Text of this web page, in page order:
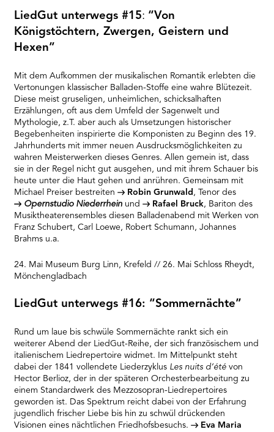
LiedGut unterwegs #15: “Von
Königstöchtern, Zwergen, Geistern und
Hexen”
Mit dem Aufkommen der musikalischen Romantik erlebten die
Vertonungen klassischer Balladen-Stoffe eine wahre Blütezeit.
Diese meist gruseligen, unheimlichen, schicksalhaften
Erzählungen, oft aus dem Umfeld der Sagenwelt und
Mythologie, z.T. aber auch als Umsetzungen historischer
Begebenheiten inspirierte die Komponisten zu Beginn des 19.
Jahrhunderts mit immer neuen Ausdrucksmöglichkeiten zu
wahren Meisterwerken dieses Genres. Allen gemein ist, dass
sie in der Regel nicht gut ausgehen, und mit ihrem Schauer bis
heute unter die Haut gehen und anrühren. Gemeinsam mit
Michael Preiser bestreiten
Robin Grunwald , Tenor des
Opernstudio Niederrheinund Rafael Bruck, Bariton des
Musiktheaterensembles diesen Balladenabend mit Werken von
Franz Schubert, Carl Loewe, Robert Schumann, Johannes
Brahms u.a.
24. Mai Museum Burg Linn, Krefeld // 26. Mai Schloss Rheydt,
Mönchengladbach
LiedGut unterwegs #16: “Sommernächte”
Rund um laue bis schwüle Sommernächte rankt sich ein
weiterer Abend der LiedGut-Reihe, der sich französischem und
italienischem Liedrepertoire widmet. Im Mittelpunkt steht
dabei der 1841 vollendete Liederzyklus Les nuits d’été von
Hector Berlioz, der in der späteren Orchesterbearbeitung zu
einem Standardwerk des Mezzosopran-Liedrepertoires
geworden ist. Das Spektrum reicht dabei von der Erfahrung
jugendlich frischer Liebe bis hin zu schwül drückenden
Visionen eines nächtlichen Friedhofsbesuchs.
Eva Maria